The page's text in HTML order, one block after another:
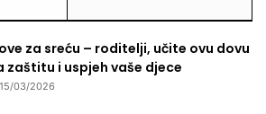
za sreću – roditelji, učite ovu dovu
zaštitu i uspjeh vaše djece
15/03/2026